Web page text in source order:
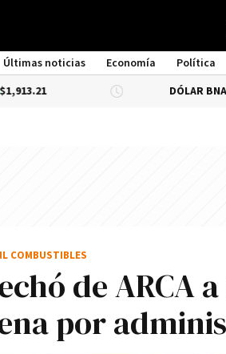
Últimas noticias Economía Política
DÓLAR BNA0.34%
de ARCA
por
COMBUSTIBLES